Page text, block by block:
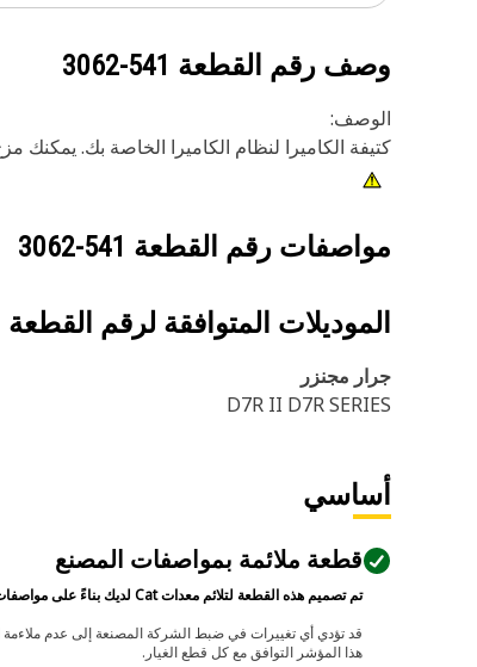
وصف رقم القطعة 541-3062
الوصف:
كتيفة الكاميرا لنظام الكاميرا الخاصة بك. يمكنك
مواصفات رقم القطعة 541-3062
الموديلات المتوافقة لرقم القطعة
جرار مجنزر
D7R II D7R SERIES
أساسي
قطعة ملائمة بمواصفات المصنع
تم تصميم هذه القطعة لتلائم معدات Cat لديك بناءً على مواصفات الشركة المصنعة.
هذا المؤشر التوافق مع كل قطع الغيار.